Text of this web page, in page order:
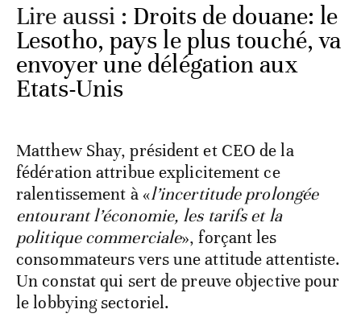
Lire aussi : Droits de douane: le
Lesotho, pays le plus touché, va
envoyer une délégation aux
Etats-Unis
Matthew Shay, président et CEO de la
fédération attribue explicitement ce
ralentissement à «l’incertitude prolongée
entourant l’économie, les tarifs et la
politique commerciale», forçant les
consommateurs vers une attitude attentiste.
Un constat qui sert de preuve objective pour
le lobbying sectoriel.